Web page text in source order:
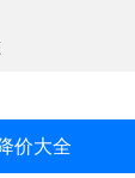
价大全